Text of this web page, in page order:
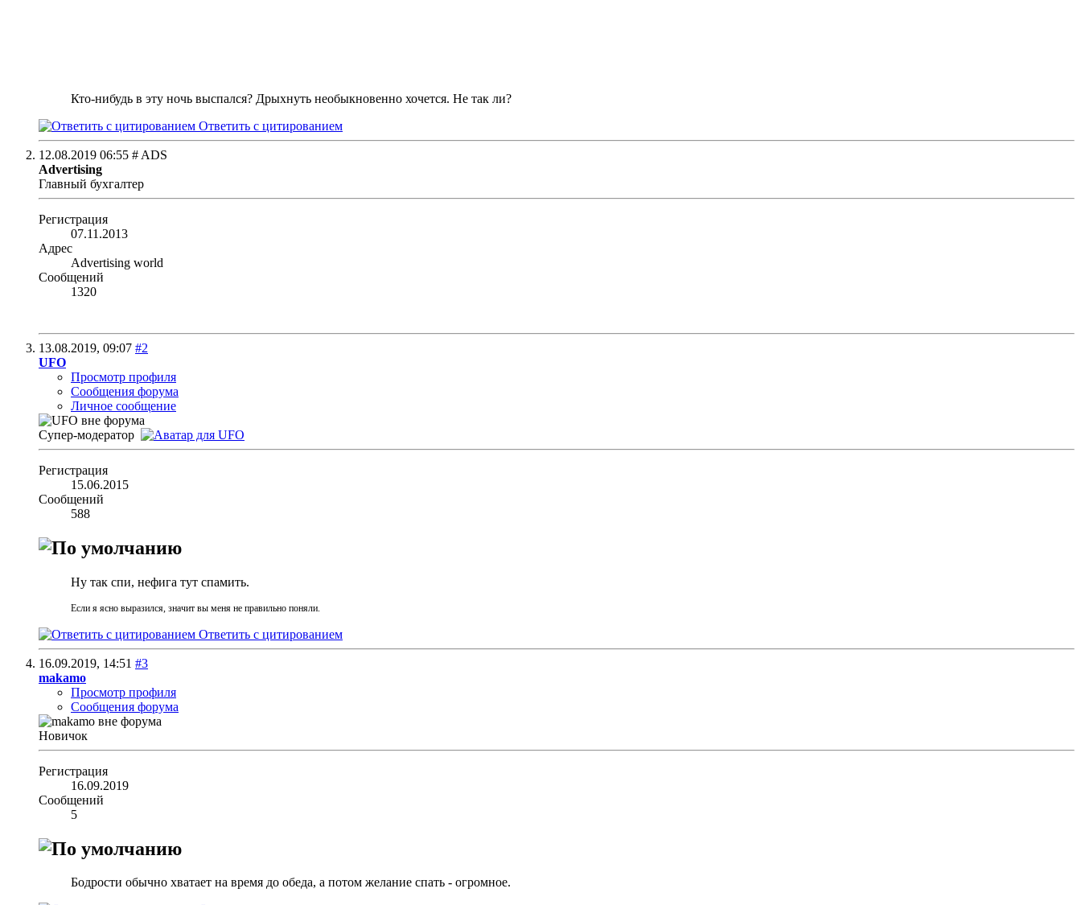
Кто-нибудь в эту ночь выспался? Дрыхнуть необыкновенно хочется. Не так ли?
Ответить с цитированием
12.08.2019 06:55 # ADS
Advertising
Главный бухгалтер
Регистрация
07.11.2013
Адрес
Advertising world
Сообщений
1320
13.08.2019, 09:07 #2
UFO
Просмотр профиля
Сообщения форума
Личное сообщение
Супер-модератор
Регистрация
15.06.2015
Сообщений
588
Ну так спи, нефига тут спамить.
Если я ясно выразился, значит вы меня не правильно поняли.
Ответить с цитированием
16.09.2019, 14:51 #3
makamo
Просмотр профиля
Сообщения форума
Новичок
Регистрация
16.09.2019
Сообщений
5
Бодрости обычно хватает на время до обеда, а потом желание спать - огромное.